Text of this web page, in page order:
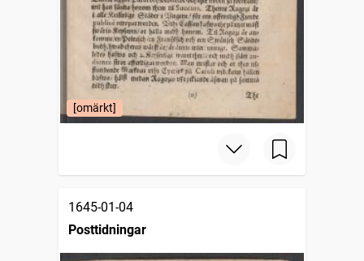
[omärkt]
1645-01-04
Posttidningar